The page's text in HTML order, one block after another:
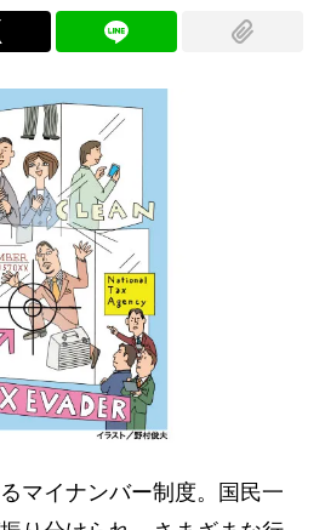
マイナンバー制度。国民一